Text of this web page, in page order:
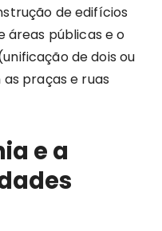
de edifícios
áreas públicas e o
de dois ou
praças e ruas
e a